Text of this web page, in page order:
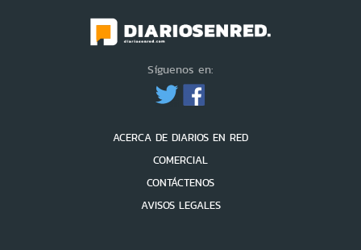
Síguenos en:
ACERCA DE DIARIOS EN RED
COMERCIAL
CONTÁCTENOS
AVISOS LEGALES